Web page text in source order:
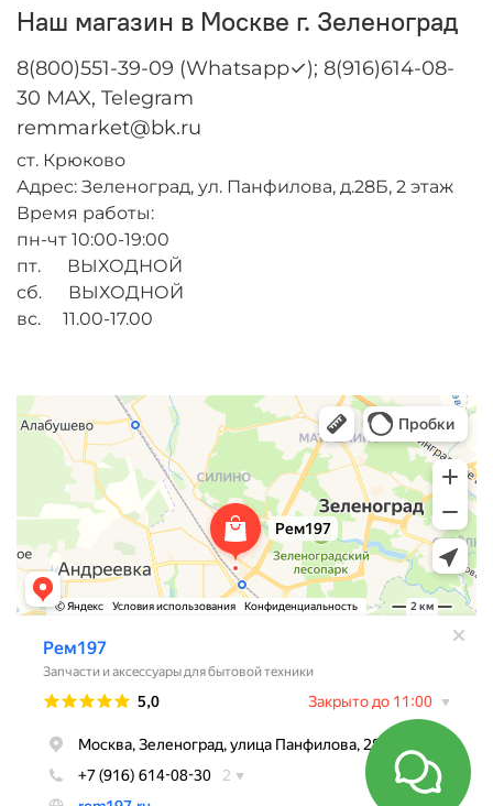
Наш магазин в Москве г. Зеленоград
8(800)551-39-09 (Whatsapp✓); 8(916)614-08-
30 MAX, Telegram
remmarket@bk.ru
ст. Крюково
Адрес: Зеленоград, ул. Панфилова, д.28Б, 2 этаж
Время работы:
пн-чт 10:00-19:00
пт. ВЫХОДНОЙ
сб. ВЫХОДНОЙ
вс. 11.00-17.00